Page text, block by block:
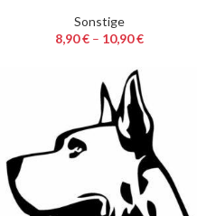
Sonstige
8,90€– 10,90€